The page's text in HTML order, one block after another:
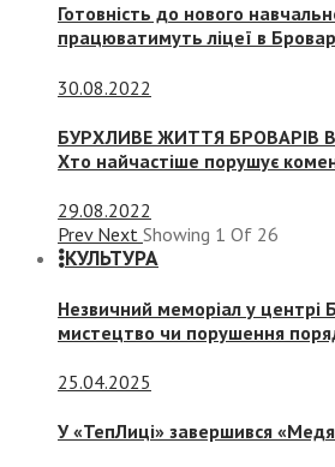
Готовність до нового
працюватимуть ліцеї в
30.08.2022
БУРХЛИВЕ ЖИТТЯ БРОВАРІВ
Хто найчастіше порушує
29.08.2022
Prev Next Showing 1 Of 26
КУЛЬТУРА
Незвичний меморіал у центрі
мистецтво чи порушення
25.04.2025
У «ТепЛиці» завершився